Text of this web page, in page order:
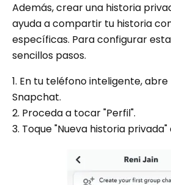
Además, crear una historia
ayuda a compartir tu historia
específicas. Para configurar
sencillos pasos.
1. En tu teléfono inteligente,
Snapchat.
2. Proceda a tocar "Perfil".
3. Toque "Nueva historia privada"